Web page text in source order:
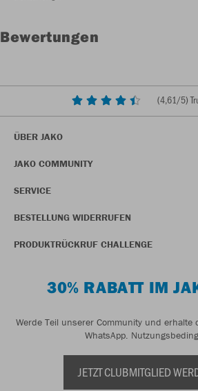
Bewertungen
(4,61/5)
ÜBER JAKO
JAKO COMMUNITY
SERVICE
BESTELLUNG WIDERRUFEN
PRODUKTRÜCKRUF CHALLENGE
30% RABATT IM
Werde Teil unserer Community und erhalte
WhatsApp.
JETZT CLUBMITGLIED